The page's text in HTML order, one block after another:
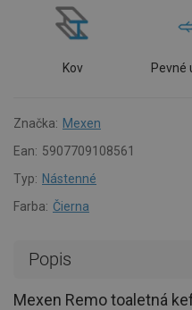
Kov Pevné
Značka: Mexen
Ean: 5907709108561
Typ: Nástenné
Farba: Čierna
Popis
Mexen Remo toaletná